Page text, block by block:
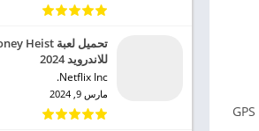
للاندرويد 2024
Netflix Inc.‏
مارس 9, 2024